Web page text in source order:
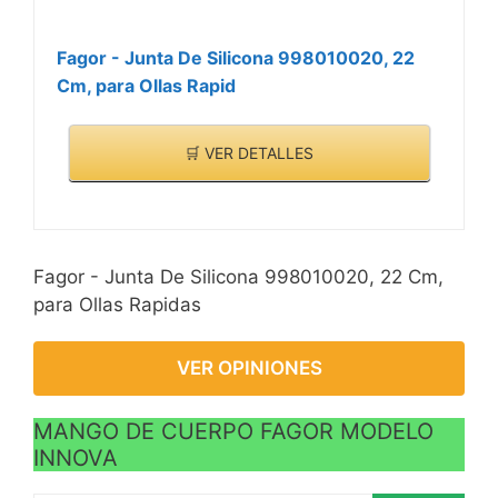
Fagor - Junta De Silicona 998010020, 22
Cm, para Ollas Rapid
🛒 VER DETALLES
Fagor - Junta De Silicona 998010020, 22 Cm,
para Ollas Rapidas
VER OPINIONES
MANGO DE CUERPO FAGOR MODELO
INNOVA